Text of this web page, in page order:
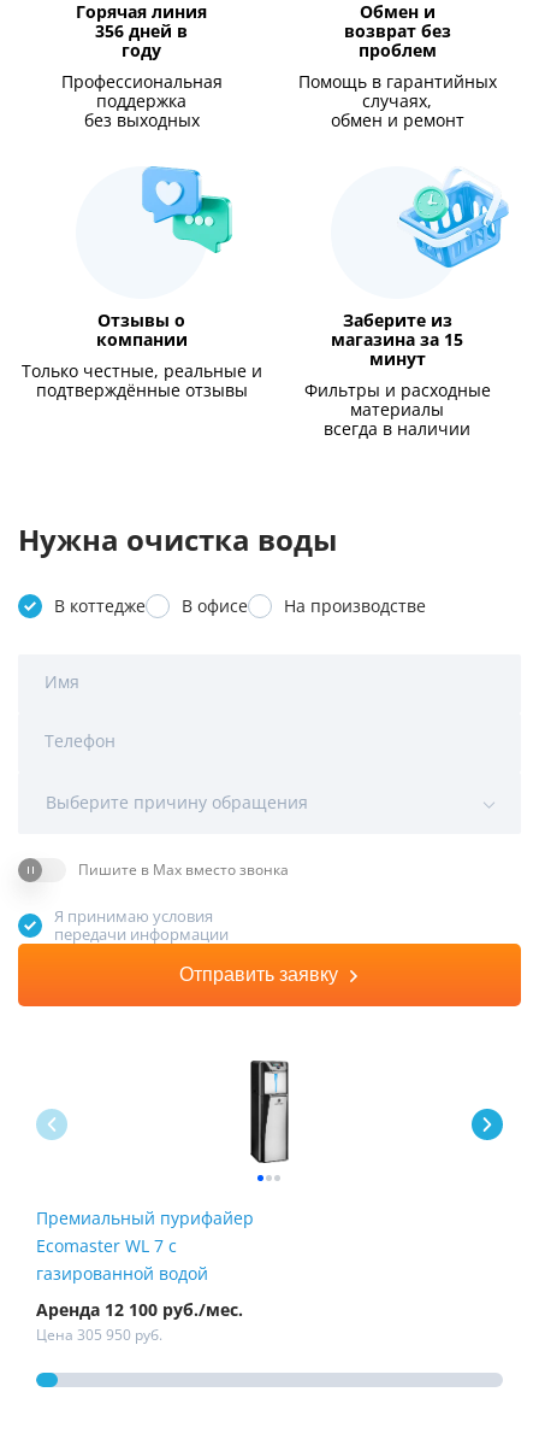
Горячая линия
356 дней в
году
Профессиональная
поддержка
без выходных
Обмен и
возврат без
проблем
Помощь в гарантийных
случаях,
обмен и ремонт
Отзывы о
компании
Только честные, реальные и
подтверждённые отзывы
Заберите из
магазина за 15
минут
Фильтры и расходные
материалы
всегда в наличии
Нужна очистка воды
В коттедже В офисе На производстве
Имя
Телефон
Выберите причину обращения
Пишите в Max вместо звонка
Я принимаю условия
передачи информации
Отправить заявку
Премиальный пурифайер
Ecomaster WL 7 с
газированной водой
Аренда 12 100 руб./мес.
Цена 305 950 руб.